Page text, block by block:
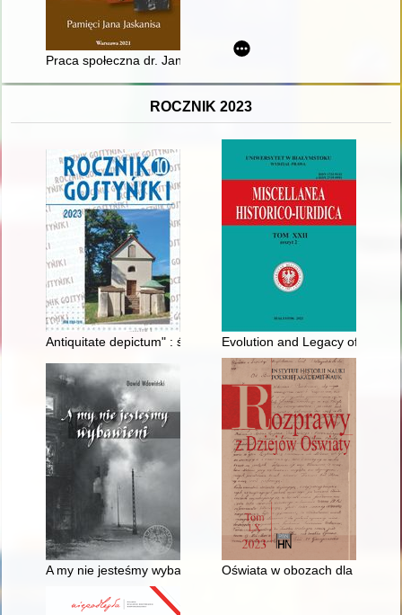
Praca społeczna dr. Jana Jaskanisa na rzecz archeologii :
ROCZNIK 2023
Antiquitate depictum" : średniowieczne malowidła ścienne w
Evolution and Legacy of the
A my nie jesteśmy wybawieni Oświata w obozach dla